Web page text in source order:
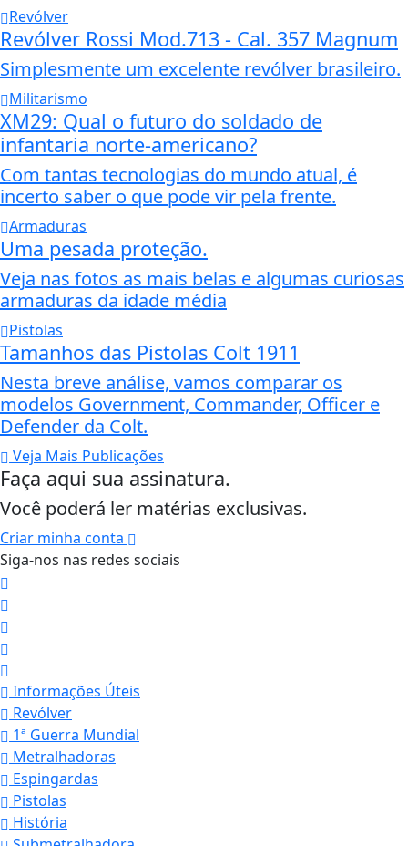
Revólver
Revólver Rossi Mod.713 - Cal. 357 Magnum
Simplesmente um excelente revólver brasileiro.
Militarismo
XM29: Qual o futuro do soldado de
infantaria norte-americano?
Com tantas tecnologias do mundo atual, é
incerto saber o que pode vir pela frente.
Armaduras
Uma pesada proteção.
Veja nas fotos as mais belas e algumas curiosas
armaduras da idade média
Pistolas
Tamanhos das Pistolas Colt 1911
Nesta breve análise, vamos comparar os
modelos Government, Commander, Officer e
Defender da Colt.
Veja Mais Publicações
Faça aqui sua assinatura.
Você poderá ler matérias exclusivas.
Criar minha conta
Siga-nos nas redes sociais
Informações Úteis
Revólver
1ª Guerra Mundial
Metralhadoras
Espingardas
Pistolas
História